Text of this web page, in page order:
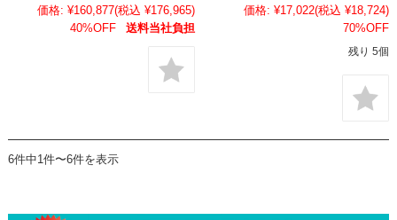
価格: ¥160,877(税込 ¥176,965)
40%OFF
送料当社負担
価格: ¥17,022(税込 ¥18,724)
70%OFF
残り 5個
6件中1件〜6件を表示